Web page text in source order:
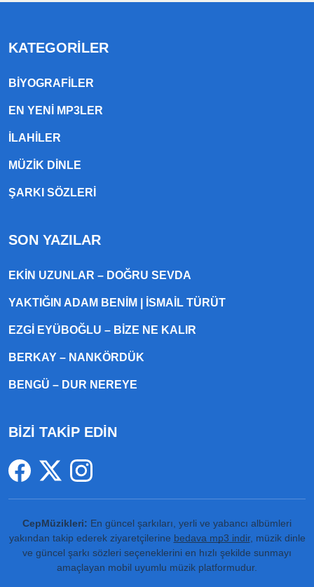
KATEGORILER
BIYOGRAFILER
EN YENI MP3LER
ILAHILER
MÜZIK DINLE
ŞARKI SÖZLERI
SON YAZILAR
EKIN UZUNLAR – DOĞRU SEVDA
YAKTIĞIN ADAM BENIM | İSMAIL TÜRÜT
EZGI EYÜBOĞLU – BIZE NE KALIR
BERKAY – NANKÖRDÜK
BENGÜ – DUR NEREYE
BİZİ TAKİP EDİN
CepMüzikleri: En güncel şarkıları, yerli ve yabancı albümleri
yakından takip ederek ziyaretçilerine bedava mp3 indir, müzik dinle
ve güncel şarkı sözleri seçeneklerini en hızlı şekilde sunmayı
amaçlayan mobil uyumlu müzik platformudur.